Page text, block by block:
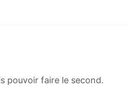
pouvoir faire le second.